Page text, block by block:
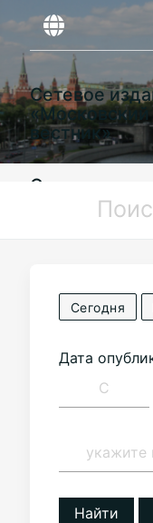
Сетевое
вестник»
Органы
Сегодня
Дата
Найти